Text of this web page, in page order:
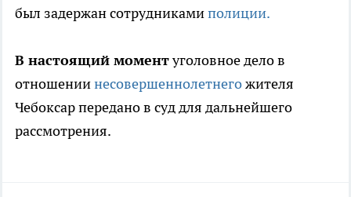
был задержан сотрудникамиполиции.
В настоящий моментуголовное дело в
отношениинесовершеннолетнегожителя
Чебоксар передано в суд для дальнейшего
рассмотрения.